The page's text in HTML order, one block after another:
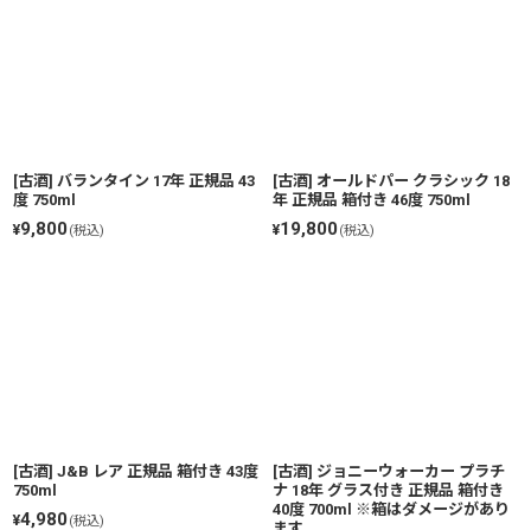
[古酒] バランタイン 17年 正規品 43
度 750ml
¥9,800(税込)
[古酒] オールドパー クラシック 18
年 正規品 箱付き 46度 750ml
¥19,800(税込)
[古酒] J&B レア 正規品 箱付き 43度
750ml
¥4,980(税込)
[古酒] ジョニーウォーカー プラチ
ナ 18年 グラス付き 正規品 箱付き
40度 700ml ※箱はダメージがあり